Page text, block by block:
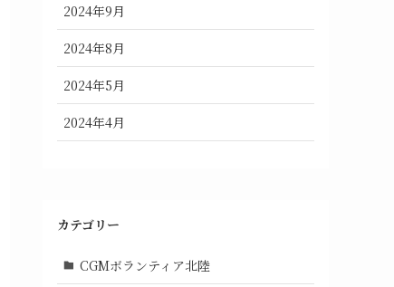
2024年9月
2024年8月
2024年5月
2024年4月
カテゴリー
CGMボランティア北陸